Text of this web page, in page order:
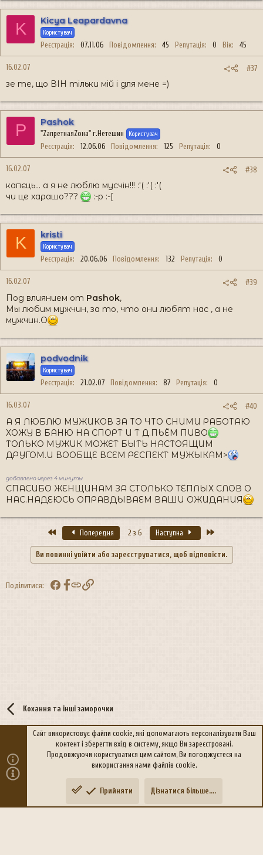
K Kicya Leapardavna
Користувач
Реєстрація 07.11.06 Повідомлення 45 Репутація 0 Вік 45
16.02.07 #37
зе те, що ВІН тільки мій і для мене =)
P Pashok
"ZапретнаяZона" г.Нетешин Користувач
Реєстрація 12.06.06 Повідомлення 125 Репутація 0
16.02.07 #38
капєць... а я не люблю мусчін!!! :'( :'( :'(
чи це харашо???
:-p :-[
K kristi
Користувач
Реєстрація 20.06.06 Повідомлення 132 Репутація 0
16.02.07 #39
Под влиянием от Pashok,
Мы любим мужчин, за то, что они любят нас , а не
мужчин.O
podvodnik
Користувач
Реєстрація 21.02.07 Повідомлення 87 Репутація 0
16.03.07 #40
А Я ЛЮБЛЮ МУЖИКОВ ЗА ТО ЧТО СНИМИ РАБОТАЮ
ХОЖУ В БАНЮ НА СПОРТ И Т Д.ПЬЁМ ПИВО
ТОЛЬКО МУЖИК МОЖЕТ БЫТЬ НАСТОЯЩИМ
ДРУГОМ.И ВООБЩЕ ВСЕМ РЕСПЕКТ МУЖЫКАМ>
добавлено через 4 минуты
СПАСИБО ЖЕНЩИНАМ ЗА СТОЛЬКО ТЁПЛЫХ СЛОВ О
НАС.НАДЕЮСЬ ОПРАВДЫВАЕМ ВАШИ ОЖИДАНИЯ
ПершийПопередня 2 з 6 Наступна
Ви повинні увійти або зареєструватися, щоб відповісти.
Поділитися: FacebookПосилання
Кохання та інші заморочки
Політика конфіденційності Дoпoмoга
Community platform by XenForo
xen-foro.com.ua Зверху
Сайт використовує файли cookie, які допомагають персоналізувати Ваш
контент і зберегти вхід в систему, якщо Ви зареєстровані.
Продовжуючи користуватися цим сайтом, Ви погоджуєтеся на
використання нами файлів cookie.
Прийняти Дізнатися більше....